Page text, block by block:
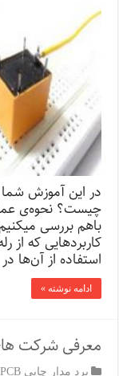
در این آموزش شما
چیست؟ نحوه‌ی
باهم بررسی
کاربردهایی که از
استفاده از آن‌ها
ادامه نوشته »
معرفی شرکت‌
برد مدار چاپی PCB